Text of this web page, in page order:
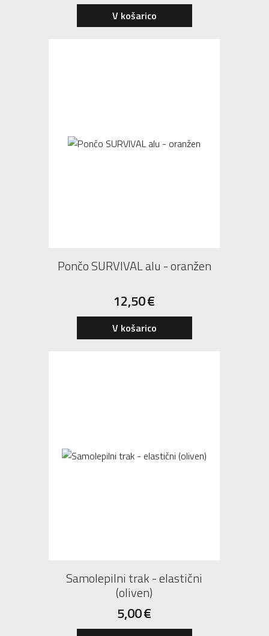
V košarico
Pončo SURVIVAL alu - oranžen
12,50€
V košarico
Samolepilni trak - elastični
(oliven)
5,00€